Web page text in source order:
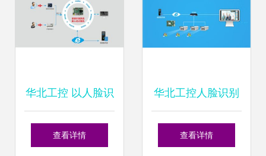
华北工控 以人脸识
别为引擎，让体验
查看详情
华北工控人脸识别
体验人工智能的强
查看详情